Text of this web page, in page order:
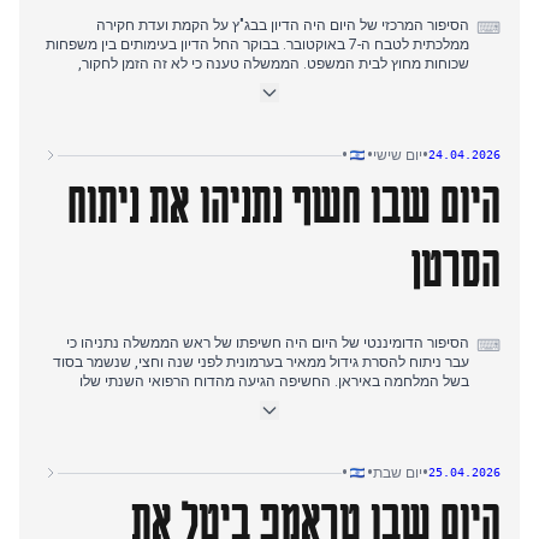
⌨ הסיפור המרכזי של היום היה הדיון בבג"ץ על הקמת ועדת חקירה
ממלכתית לטבח ה-7 באוקטובר. בבוקר החל הדיון בעימותים בין משפחות
שכוחות מחוץ לבית המשפט. הממשלה טענה כי לא זה הזמן לחקור,
מפגינים פרצו לאולם, ואילצו את השופטים להתפנות. לאחר חידוש הדיון,
לאיראן הסלימה כאשר טראמפ הורה לצי להשמיד סירות המניחות
רקטות במהלך שיחות הבית הלבן.
24.04.2026
•יום שישי•
•
היום שבו חשף נתניהו את ניתוח
הסרטן
⌨ הסיפור הדומיננטי של היום היה חשיפתו של ראש הממשלה נתניהו כי
עבר ניתוח להסרת גידול ממאיר בערמונית לפני שנה וחצי, שנשמר בסוד
בשל המלחמה באיראן. החשיפה הגיעה מהדוח הרפואי השנתי שלו
הפסקת האש בלבנון המשיכה להתפתח: טראמפ הכריז על הארכה של
הטרגי של נסיה כראדי בת ה-11 מפגיעת טיל איראני בבני ברק בערב
פסח. גם השיחות בין ארה"ב לאיראן בפקיסטן התקדמו, כאשר טראמפ
טען שאיראן תגיש הצעה שתענה על דרישות ארה"ב.
25.04.2026
•יום שבת•
•
היום שבו טראמפ ביטל את